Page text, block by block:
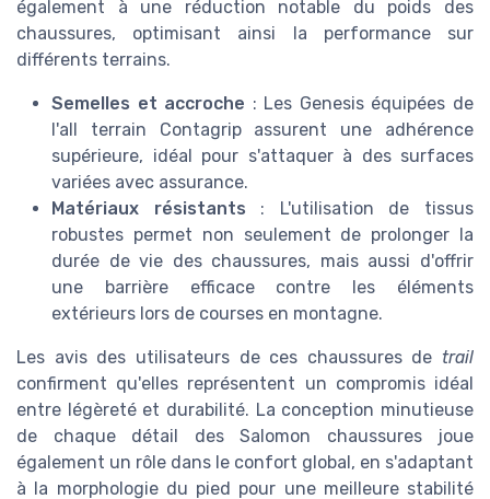
également à une réduction notable du poids des
chaussures, optimisant ainsi la performance sur
différents terrains.
Semelles et accroche : Les Genesis équipées de
l'all terrain Contagrip assurent une adhérence
supérieure, idéal pour s'attaquer à des surfaces
variées avec assurance.
Matériaux résistants : L'utilisation de tissus
robustes permet non seulement de prolonger la
durée de vie des chaussures, mais aussi d'offrir
une barrière efficace contre les éléments
extérieurs lors de courses en montagne.
Les avis des utilisateurs de ces chaussures de trail
confirment qu'elles représentent un compromis idéal
entre légèreté et durabilité. La conception minutieuse
de chaque détail des Salomon chaussures joue
également un rôle dans le confort global, en s'adaptant
à la morphologie du pied pour une meilleure stabilité